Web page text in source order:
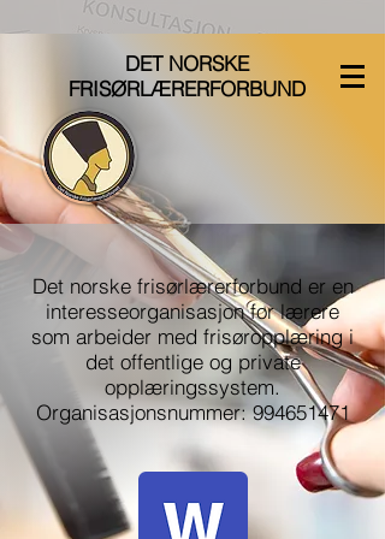
DET NORSKE
FRISØRLÆRERFORBUND
Det norske frisørlærerforbund er en
interesseorganisasjon for lærere
som arbeider med frisøropplæring i
det offentlige og private
opplæringssystem.
Organisasjonsnummer: 994651471